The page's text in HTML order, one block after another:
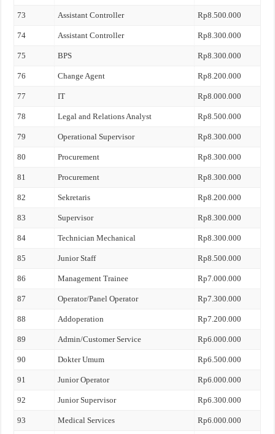
73 Assistant Controller Rp8.500.000
74 Assistant Controller Rp8.300.000
75 BPS Rp8.300.000
76 Change Agent Rp8.200.000
77 IT Rp8.000.000
78 Legal and Relations Analyst Rp8.500.000
79 Operational Supervisor Rp8.300.000
80 Procurement Rp8.300.000
81 Procurement Rp8.300.000
82 Sekretaris Rp8.200.000
83 Supervisor Rp8.300.000
84 Technician Mechanical Rp8.300.000
85 Junior Staff Rp8.500.000
86 Management Trainee Rp7.000.000
87 Operator/Panel Operator Rp7.300.000
88 Addoperation Rp7.200.000
89 Admin/Customer Service Rp6.000.000
90 Dokter Umum Rp6.500.000
91 Junior Operator Rp6.000.000
92 Junior Supervisor Rp6.300.000
93 Medical Services Rp6.000.000